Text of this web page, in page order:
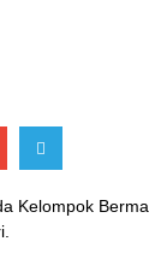
Kelompok